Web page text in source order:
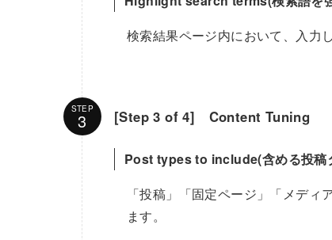
検索結果ページ内において、入力
STEP [Step 3 of 4] Content Tuning
Post types to include(含める投稿
「投稿」「固定ページ」「メデ
ます。